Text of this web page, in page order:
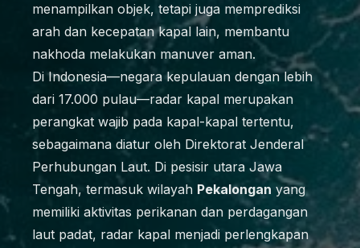
menampilkan objek, tetapi juga memprediksi
arah dan kecepatan kapal lain, membantu
nakhoda melakukan manuver aman.
Di Indonesia—negara kepulauan dengan lebih
dari 17.000 pulau—radar kapal merupakan
perangkat wajib pada kapal-kapal tertentu,
sebagaimana diatur oleh Direktorat Jenderal
Perhubungan Laut. Di pesisir utara Jawa
Tengah, termasuk wilayah Pekalongan yang
memiliki aktivitas perikanan dan perdagangan
laut padat, radar kapal menjadi perlengkapan